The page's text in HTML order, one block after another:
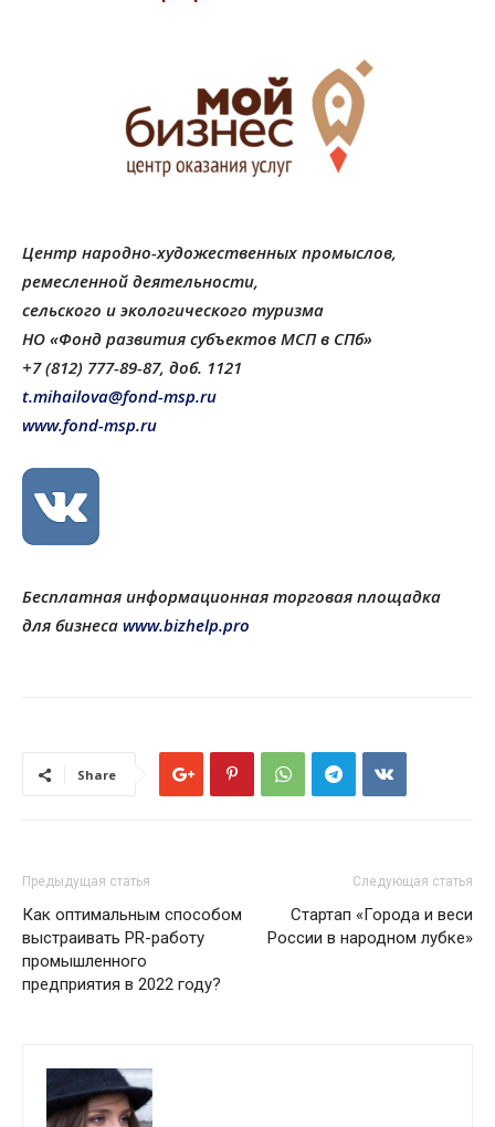
Центр народно-художественных промыслов,
ремесленной деятельности,
сельского и экологического туризма
НО «Фонд развития субъектов МСП в СПб»
+7 (812) 777-89-87, доб. 1121
t.mihailova@fond-msp.ru
www.fond-msp.ru
Бесплатная информационная торговая площадка
для бизнеса www.bizhelp.pro
Share
Предыдущая статья
Как оптимальным способом
выстраивать PR-работу
промышленного
предприятия в 2022 году?
Следующая статья
Стартап «Города и веси
России в народном лубке»